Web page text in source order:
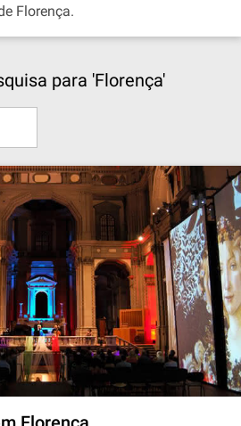
Florença.
para 'Florença'